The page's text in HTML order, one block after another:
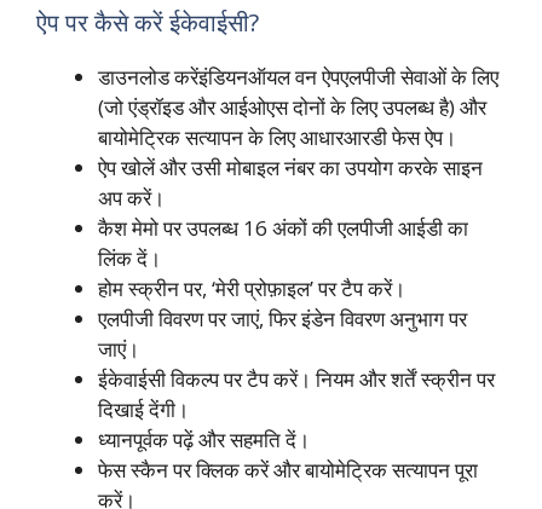
ऐप पर कैसे करें ईकेवाईसी?
डाउनलोड करेंइंडियनऑयल वन ऐपएलपीजी सेवाओं के लिए
(जो एंड्रॉइड और आईओएस दोनों के लिए उपलब्ध है) और
बायोमेट्रिक सत्यापन के लिए आधारआरडी फेस ऐप।
ऐप खोलें और उसी मोबाइल नंबर का उपयोग करके साइन
अप करें।
कैश मेमो पर उपलब्ध 16 अंकों की एलपीजी आईडी का
लिंक दें।
होम स्क्रीन पर, ‘मेरी प्रोफ़ाइल’ पर टैप करें।
एलपीजी विवरण पर जाएं, फिर इंडेन विवरण अनुभाग पर
जाएं।
ईकेवाईसी विकल्प पर टैप करें। नियम और शर्तें स्क्रीन पर
दिखाई देंगी।
ध्यानपूर्वक पढ़ें और सहमति दें।
फेस स्कैन पर क्लिक करें और बायोमेट्रिक सत्यापन पूरा
करें।